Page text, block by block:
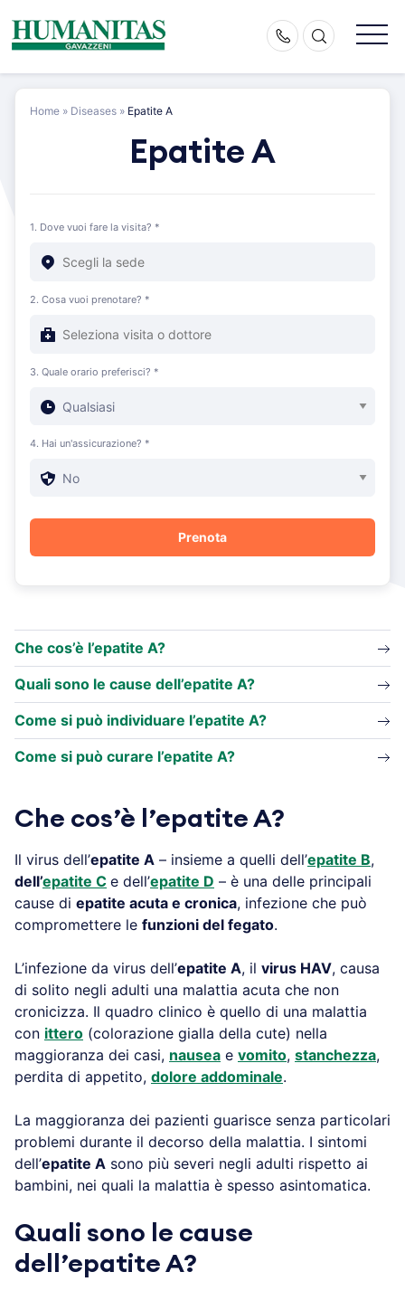
content
Home » Diseases » Epatite A
Epatite A
1. Dove vuoi fare la visita? *
2. Cosa vuoi prenotare? *
3. Quale orario preferisci? *
4. Hai un'assicurazione? *
Che cos’è l’epatite A?
Quali sono le cause dell’epatite A?
Come si può individuare l’epatite A?
Come si può curare l’epatite A?
Che cos’è l’epatite A?
Il virus dell’epatite A – insieme a quelli dell’epatite B,
dell’epatite C e dell’epatite D – è una delle principali
cause di epatite acuta e cronica, infezione che può
compromettere le funzioni del fegato.
L’infezione da virus dell’epatite A, il virus HAV, causa
di solito negli adulti una malattia acuta che non
cronicizza. Il quadro clinico è quello di una malattia
con ittero (colorazione gialla della cute) nella
maggioranza dei casi, nausea e vomito, stanchezza,
perdita di appetito, dolore addominale.
La maggioranza dei pazienti guarisce senza particolari
problemi durante il decorso della malattia. I sintomi
dell’epatite A sono più severi negli adulti rispetto ai
bambini, nei quali la malattia è spesso asintomatica.
Quali sono le cause
dell’epatite A?